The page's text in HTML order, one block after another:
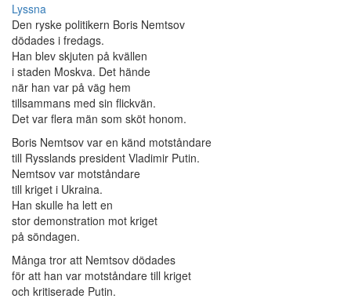
Lyssna
Den ryske politikern Boris Nemtsov
dödades i fredags.
Han blev skjuten på kvällen
i staden Moskva. Det hände
när han var på väg hem
tillsammans med sin flickvän.
Det var flera män som sköt honom.
Boris Nemtsov var en känd motståndare
till Rysslands president Vladimir Putin.
Nemtsov var motståndare
till kriget i Ukraina.
Han skulle ha lett en
stor demonstration mot kriget
på söndagen.
Många tror att Nemtsov dödades
för att han var motståndare till kriget
och kritiserade Putin.